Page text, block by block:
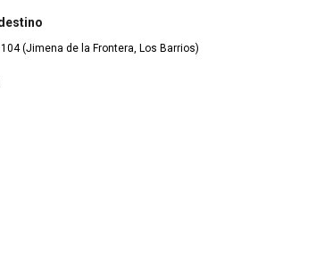
(Jimena de la Frontera, Los Barrios)